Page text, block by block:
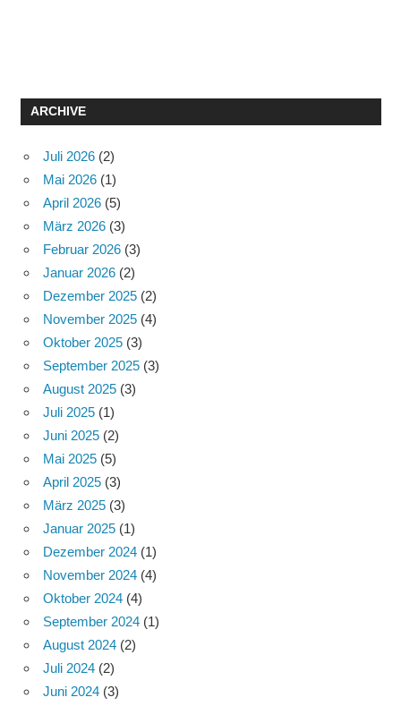
ARCHIVE
Juli 2026 (2)
Mai 2026 (1)
April 2026 (5)
März 2026 (3)
Februar 2026 (3)
Januar 2026 (2)
Dezember 2025 (2)
November 2025 (4)
Oktober 2025 (3)
September 2025 (3)
August 2025 (3)
Juli 2025 (1)
Juni 2025 (2)
Mai 2025 (5)
April 2025 (3)
März 2025 (3)
Januar 2025 (1)
Dezember 2024 (1)
November 2024 (4)
Oktober 2024 (4)
September 2024 (1)
August 2024 (2)
Juli 2024 (2)
Juni 2024 (3)